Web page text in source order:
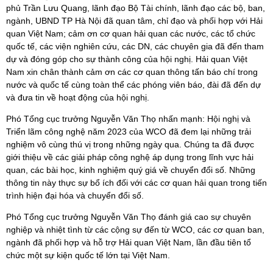
phủ Trần Lưu Quang, lãnh đạo Bộ Tài chính, lãnh đạo các bộ, ban,
ngành, UBND TP Hà Nội đã quan tâm, chỉ đạo và phối hợp với Hải
quan Việt Nam; cảm ơn cơ quan hải quan các nước, các tổ chức
quốc tế, các viện nghiên cứu, các DN, các chuyên gia đã đến tham
dự và đóng góp cho sự thành công của hội nghị. Hải quan Việt
Nam xin chân thành cảm ơn các cơ quan thông tấn báo chí trong
nước và quốc tế cùng toàn thể các phóng viên báo, đài đã đến dự
và đưa tin về hoạt động của hội nghị.
Phó Tổng cục trưởng Nguyễn Văn Thọ nhấn mạnh: Hội nghị và
Triển lãm công nghệ năm 2023 của WCO đã đem lại những trải
nghiệm vô cùng thú vị trong những ngày qua. Chúng ta đã được
giới thiệu về các giải pháp công nghệ áp dụng trong lĩnh vực hải
quan, các bài học, kinh nghiệm quý giá về chuyển đổi số. Những
thông tin này thực sự bổ ích đối với các cơ quan hải quan trong tiến
trình hiện đại hóa và chuyển đổi số.
Phó Tổng cục trưởng Nguyễn Văn Thọ đánh giá cao sự chuyên
nghiệp và nhiệt tình từ các cộng sự đến từ WCO, các cơ quan ban,
ngành đã phối hợp và hỗ trợ Hải quan Việt Nam, lần đầu tiên tổ
chức một sự kiện quốc tế lớn tại Việt Nam.